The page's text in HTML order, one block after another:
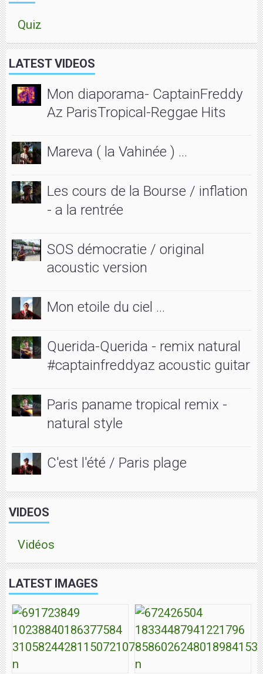
Quiz
LATEST VIDEOS
Mon diaporama- CaptainFreddy
Az ParisTropical-Reggae Hits
Mareva ( la Vahinée ) ...
Les cours de la Bourse / inflation
- a la rentrée
SOS démocratie / original
acoustic version
Mon etoile du ciel ...
Querida-Querida - remix natural
#captainfreddyaz acoustic guitar
Paris paname tropical remix -
natural style
C'est l'été / Paris plage
VIDEOS
Vidéos
LATEST IMAGES